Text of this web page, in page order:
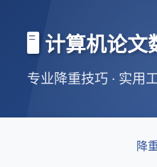
🖥️ 计算机论文
专业降重技巧 · 实用
降